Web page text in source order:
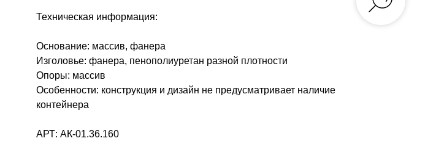
Техническая информация:
Основание: массив, фанера
Изголовье: фанера, пенополиуретан разной плотности
Опоры: массив
Особенности: конструкция и дизайн не предусматривает наличие
контейнера
АРТ: АК-01.36.160